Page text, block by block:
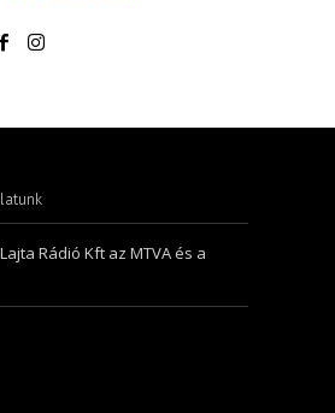
Rádió Kft az MTVA és a